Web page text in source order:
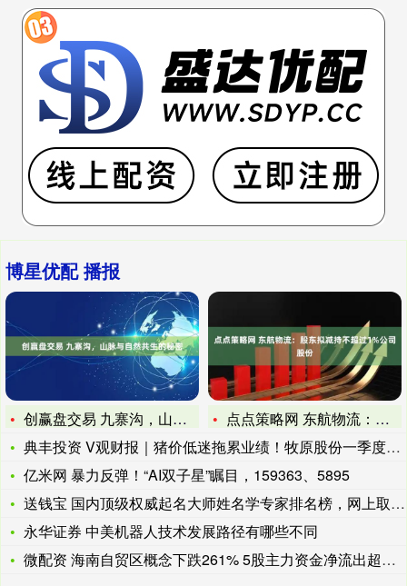
博星优配 播报
创赢盘交易 九寨沟，山脉与自然共生的秘密
点点策略网 东航物流：股东拟减持不超过1%公司股份
典丰投资 V观财报｜猪价低迷拖累业绩！牧原股份一季度亏了12
亿米网 暴力反弹！“AI双子星”瞩目，159363、5895
送钱宝 国内顶级权威起名大师姓名学专家排名榜，网上取名大师哪
永华证券 中美机器人技术发展路径有哪些不同
微配资 海南自贸区概念下跌261% 5股主力资金净流出超亿元